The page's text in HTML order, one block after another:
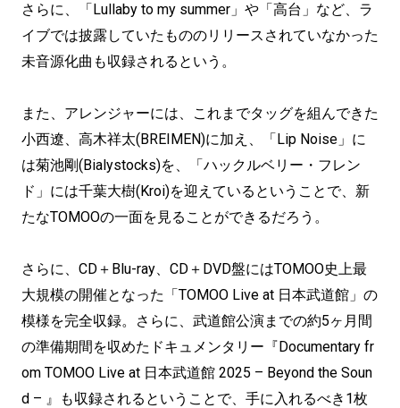
さらに、「Lullaby to my summer」や「高台」など、ラ
イブでは披露していたもののリリースされていなかった
未音源化曲も収録されるという。
また、アレンジャーには、これまでタッグを組んできた
小西遼、高木祥太(BREIMEN)に加え、「Lip Noise」に
は菊池剛(Bialystocks)を、「ハックルベリー・フレン
ド」には千葉大樹(Kroi)を迎えているということで、新
たなTOMOOの一面を見ることができるだろう。
さらに、CD＋Blu-ray、CD＋DVD盤にはTOMOO史上最
大規模の開催となった「TOMOO Live at 日本武道館」の
模様を完全収録。さらに、武道館公演までの約5ヶ月間
の準備期間を収めたドキュメンタリー『Documentary fr
om TOMOO Live at 日本武道館 2025 – Beyond the Soun
d – 』も収録されるということで、手に入れるべき1枚